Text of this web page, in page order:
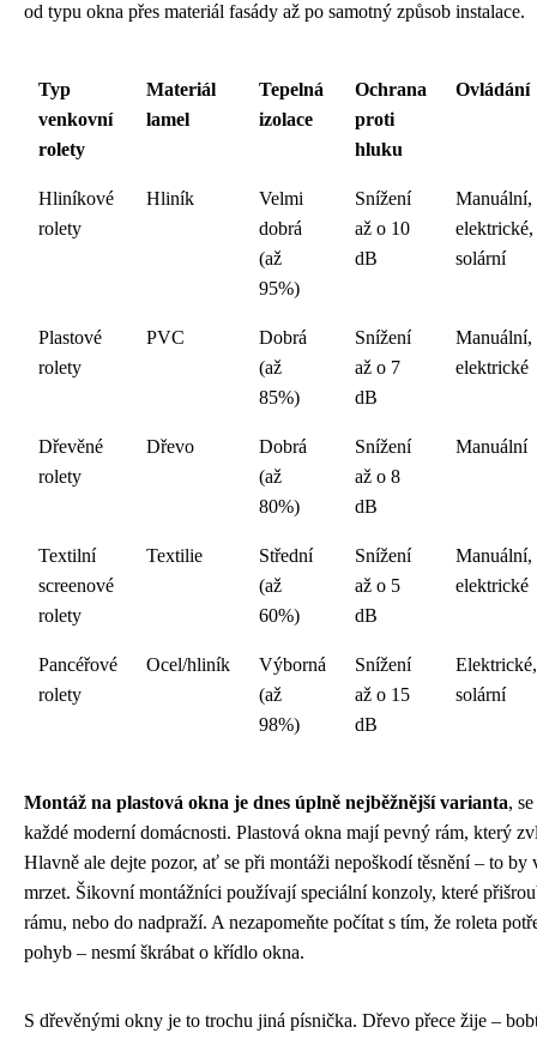
od typu okna přes materiál fasády až po samotný způsob instalace.
Typ
venkovní
rolety
Materiál
lamel
Tepelná
izolace
Ochrana
proti
hluku
Ovládání
Hliníkové
rolety
Hliník
Velmi
dobrá
(až
95%)
Snížení
až o 10
dB
Manuální,
elektrické,
solární
Plastové
rolety
PVC
Dobrá
(až
85%)
Snížení
až o 7
dB
Manuální,
elektrické
Dřevěné
rolety
Dřevo
Dobrá
(až
80%)
Snížení
až o 8
dB
Manuální
Textilní
screenové
rolety
Textilie
Střední
(až
60%)
Snížení
až o 5
dB
Manuální,
elektrické
Pancéřové
rolety
Ocel/hliník
Výborná
(až
98%)
Snížení
až o 15
dB
Elektrické,
solární
Montáž na plastová okna je dnes úplně nejběžnější varianta,
každé moderní domácnosti. Plastová okna mají pevný rám, který
Hlavně ale dejte pozor, ať se při montáži nepoškodí těsnění – to by
mrzet. Šikovní montážníci používají speciální konzoly, které
rámu, nebo do nadpraží. A nezapomeňte počítat s tím, že roleta
pohyb – nesmí škrábat o křídlo okna.
S dřevěnými okny je to trochu jiná písnička. Dřevo přece žije –